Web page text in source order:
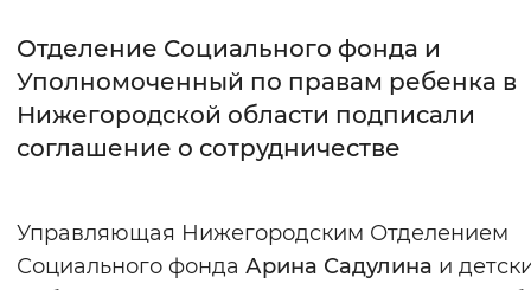
Без засечек С засечками
Интервал между буквами
Цвет сайта
Отделение Социального фонда и
Уполномоченный по правам ребенка в
Нижегородской области подписали
соглашение о сотрудничестве
Управляющая Нижегородским Отделением
Социального фонда Арина Садулина и